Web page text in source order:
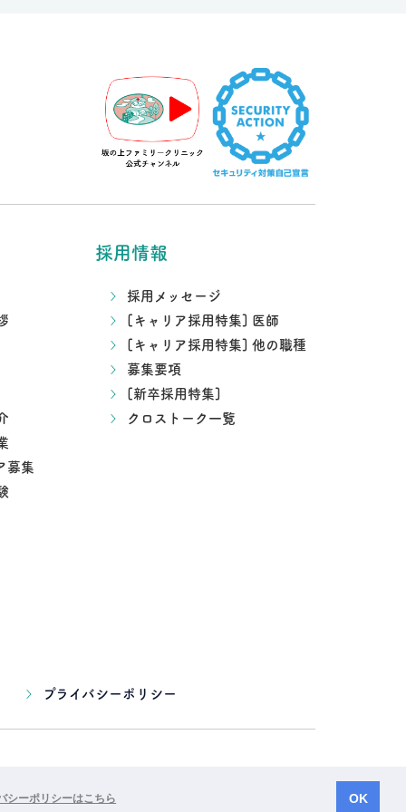
シーポリシーはこちら OK
募集
採用情報
採用メッセージ
[キャリア採用特集] 医師
[キャリア採用特集] 他の職種
募集要項
[新卒採用特集]
クロストーク一覧
プライバシーポリシー